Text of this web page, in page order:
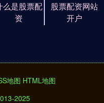
么是股票配
资
股票配资网站
开户
地图 HTML地图
2025